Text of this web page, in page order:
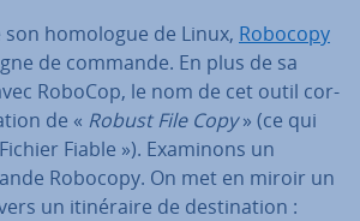
homologue de Linux, Robocopy
de commande. En plus de sa
RoboCop, le nom de cet outil cor­
de « Robust File Copy» (ce qui
Fiable »). Examinons un
Robocopy. On met en miroir un
un iti­né­raire de des­ti­na­tion :